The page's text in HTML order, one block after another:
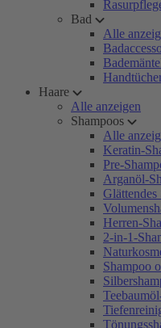
Bad
Alle
Haare
Alle anzeigen
Shampoos
Alle
Keratin-
Pre-
Arganöl-
Glättendes
Herren-
2-in-1-
Shampoo